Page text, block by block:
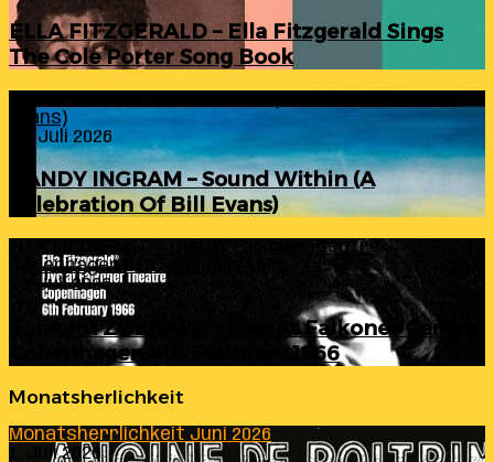
ELLA FITZGERALD – Ella Fitzgerald Sings
The Cole Porter Song Book
Evans)
24. Juli 2026
RANDY INGRAM – Sound Within (A
Celebration Of Bill Evans)
ELLA FITZGERALD – Live At Falkoner Centre
Copenhagen 6th February 1966
23. Juli 2026
ELLA FITZGERALD – Live At Falkoner Centre
Copenhagen 6th February 1966
Monatsherlichkeit
Monatsherrlichkeit Juni 2026
1. Juli 2026